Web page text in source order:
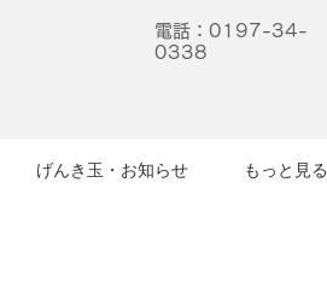
電話： 0197-34-
0338
げんき玉・お知らせ もっと見る